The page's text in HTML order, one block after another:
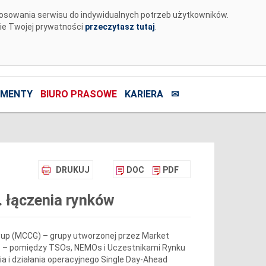
serwisu do indywidualnych potrzeb użytkowników.
Twojej prywatności przeczytasz tutaj
BIURO PRASOWE KARIERA ✉
DRUKUJ DOC PDF
rynków
(MCCG) – grupy utworzonej przez Market
pomiędzy TSOs, NEMOs i Uczestnikami Rynku
działania operacyjnego Single Day-Ahead